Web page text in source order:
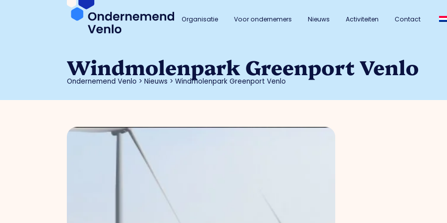
Organisatie Voor ondernemers Nieuws Activiteiten Contact
Windmolenpark Greenport Venlo
Ondernemend Venlo >Nieuws >Windmolenpark Greenport Venlo